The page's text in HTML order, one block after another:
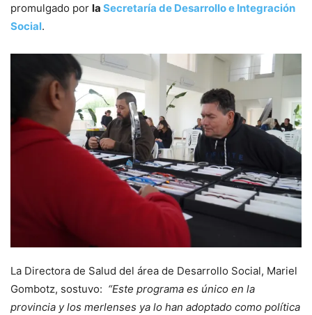
promulgado por la Secretaría de Desarrollo e Integración
Social.
La Directora de Salud del área de Desarrollo Social, Mariel
Gombotz, sostuvo: “Este programa es único en la
provincia y los merlenses ya lo han adoptado como política